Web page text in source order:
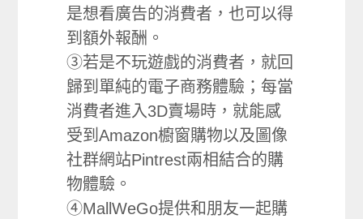
是想看廣告的消費者，也可以得
到額外報酬。
③若是不玩遊戲的消費者，就回
歸到單純的電子商務體驗；每當
消費者進入3D賣場時，就能感
受到Amazon櫥窗購物以及圖像
社群網站Pintrest兩相結合的購
物體驗。
④MallWeGo提供和朋友一起購